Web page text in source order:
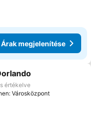
Árak megjelenítése
a kedvencekhez
értékelve
Városközpont